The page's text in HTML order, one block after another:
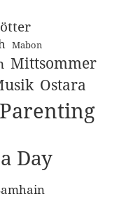
Mabon
Mittsommer
Ostara
Day